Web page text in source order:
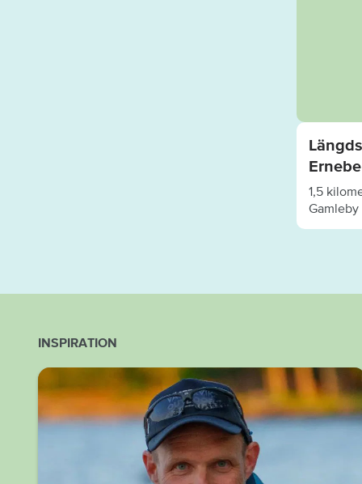
1,5
INSPIRATION